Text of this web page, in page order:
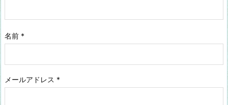
名前 *
メールアドレス *